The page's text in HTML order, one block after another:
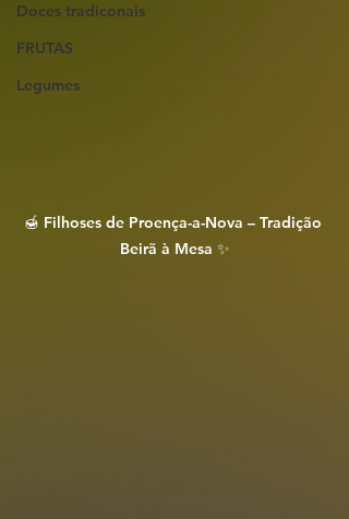
Doces tradiconais
FRUTAS
Legumes
🍯 Filhoses de Proença-a-Nova – Tradição
Beirã à Mesa ✨